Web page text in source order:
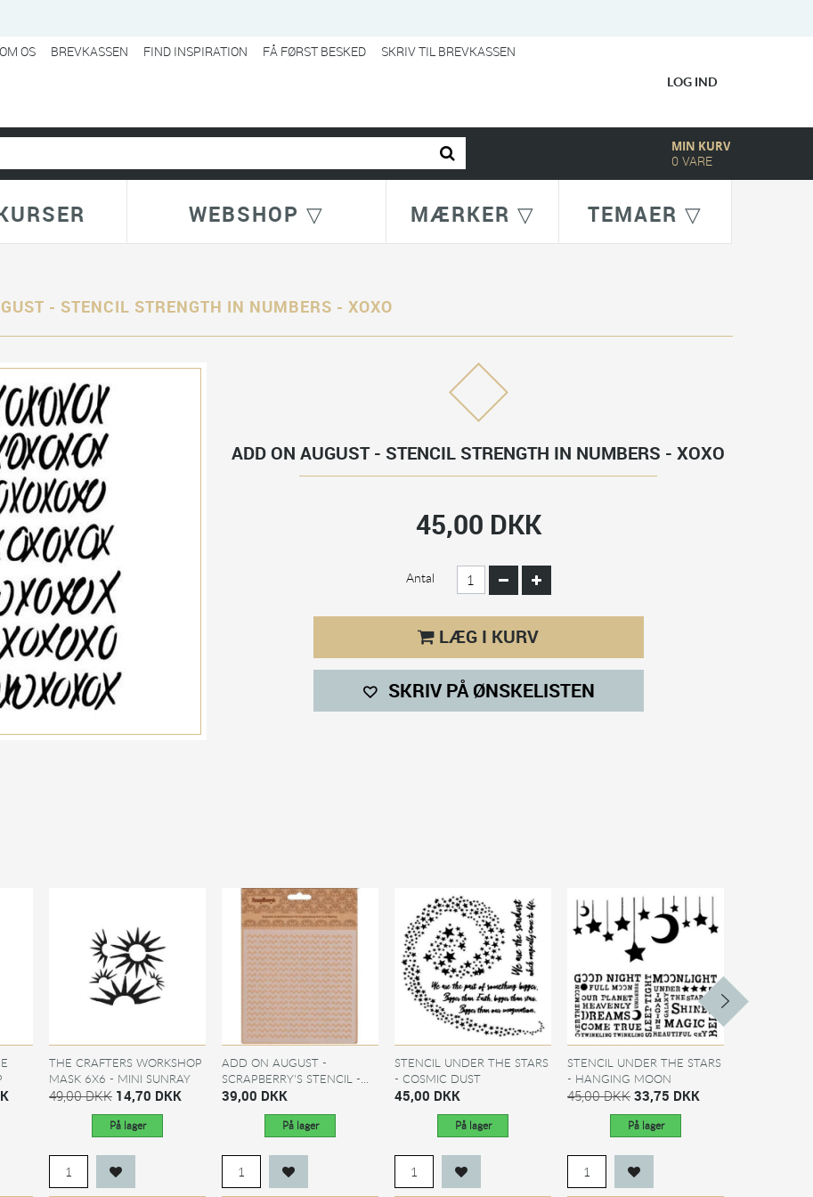
OM OS BREVKASSEN FIND INSPIRATION FÅ FØRST BESKED
SKRIV TIL BREVKASSEN
LOG IND
MIN KURV
0 VARE
WEBSHOP ▽ MÆRKER ▽ TEMAER ▽
- STENCIL STRENGTH IN NUMBERS - XOXO
ADD ON AUGUST - STENCIL STRENGTH IN NUMBERS - XOXO
45,00 DKK
Antal
LÆG I KURV
SKRIV PÅ ØNSKELISTEN
THE CRAFTERS WORKSHOP
MASK 6X6 - MINI SUNRAY
49,00 DKK 14,70 DKK
På lager
ADD ON AUGUST -
SCRAPBERRY'S STENCIL -...
39,00 DKK
På lager
STENCIL UNDER THE STARS
- COSMIC DUST
45,00 DKK
På lager
STENCIL UNDER THE STARS
- HANGING MOON
45,00 DKK 33,75 DKK
På lager